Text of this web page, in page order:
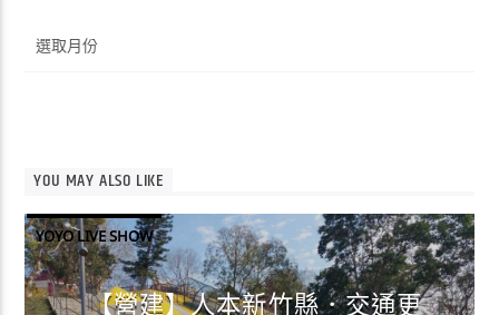
整
YOU MAY ALSO LIKE
YOYO LIVE SHOW
【營建】人本新竹縣．交通更